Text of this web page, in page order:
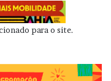
para o site.